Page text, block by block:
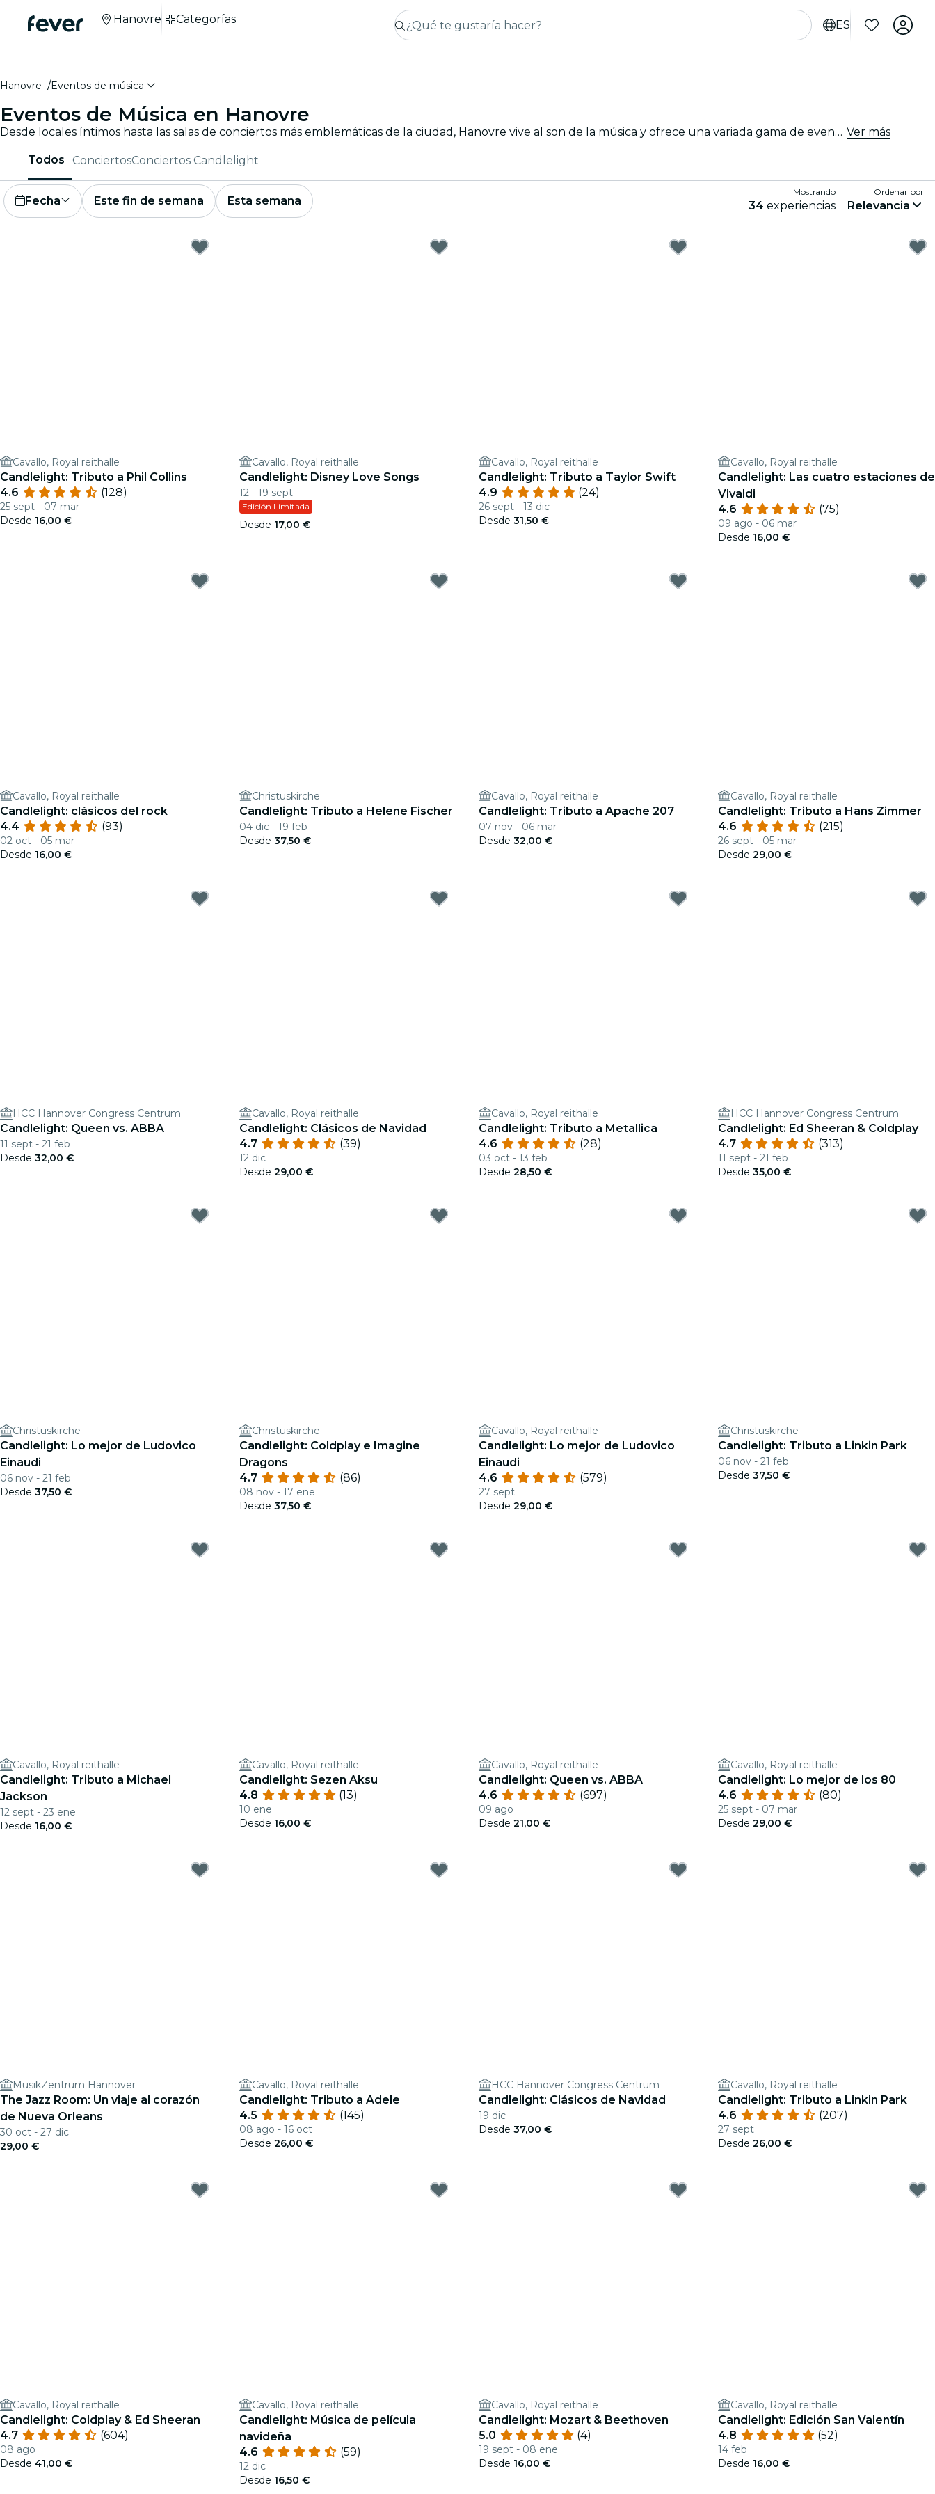
ES
Hanovre Categorías
Hanovre Eventos de música
Eventos de Música en Hanovre
Desde locales íntimos hasta las salas de conciertos más emblemáticas de la ciudad, Hanovre vive al son de la música y ofrece una variada gama de eventos para todos los gustos y estilos. Ver más
Todos ConciertosConciertos Candlelight
Fecha Este fin de semana Esta semana
Mostrando
34 experiencias
Ordenar por
Relevancia
Cavallo, Royal reithalle
Candlelight: Tributo a Phil Collins
4.6
(128)
25 sept - 07 mar
Desde 16,00 €
Cavallo, Royal reithalle
Candlelight: Disney Love Songs
12 - 19 sept
Edición Limitada
Desde 17,00 €
Cavallo, Royal reithalle
Candlelight: Tributo a Taylor Swift
4.9
(24)
26 sept - 13 dic
Desde 31,50 €
Cavallo, Royal reithalle
Candlelight: Las cuatro estaciones de
Vivaldi
4.6
(75)
09 ago - 06 mar
Desde 16,00 €
Cavallo, Royal reithalle
Candlelight: clásicos del rock
4.4
(93)
02 oct - 05 mar
Desde 16,00 €
Christuskirche
Candlelight: Tributo a Helene Fischer
04 dic - 19 feb
Desde 37,50 €
Cavallo, Royal reithalle
Candlelight: Tributo a Apache 207
07 nov - 06 mar
Desde 32,00 €
Cavallo, Royal reithalle
Candlelight: Tributo a Hans Zimmer
4.6
(215)
26 sept - 05 mar
Desde 29,00 €
HCC Hannover Congress Centrum
Candlelight: Queen vs. ABBA
11 sept - 21 feb
Desde 32,00 €
Cavallo, Royal reithalle
Candlelight: Clásicos de Navidad
4.7
(39)
12 dic
Desde 29,00 €
Cavallo, Royal reithalle
Candlelight: Tributo a Metallica
4.6
(28)
03 oct - 13 feb
Desde 28,50 €
HCC Hannover Congress Centrum
Candlelight: Ed Sheeran & Coldplay
4.7
(313)
11 sept - 21 feb
Desde 35,00 €
Christuskirche
Candlelight: Lo mejor de Ludovico
Einaudi
06 nov - 21 feb
Desde 37,50 €
Christuskirche
Candlelight: Coldplay e Imagine
Dragons
4.7
(86)
08 nov - 17 ene
Desde 37,50 €
Cavallo, Royal reithalle
Candlelight: Lo mejor de Ludovico
Einaudi
4.6
(579)
27 sept
Desde 29,00 €
Christuskirche
Candlelight: Tributo a Linkin Park
06 nov - 21 feb
Desde 37,50 €
Cavallo, Royal reithalle
Candlelight: Tributo a Michael
Jackson
12 sept - 23 ene
Desde 16,00 €
Cavallo, Royal reithalle
Candlelight: Sezen Aksu
4.8
(13)
10 ene
Desde 16,00 €
Cavallo, Royal reithalle
Candlelight: Queen vs. ABBA
4.6
(697)
09 ago
Desde 21,00 €
Cavallo, Royal reithalle
Candlelight: Lo mejor de los 80
4.6
(80)
25 sept - 07 mar
Desde 29,00 €
MusikZentrum Hannover
The Jazz Room: Un viaje al corazón
de Nueva Orleans
30 oct - 27 dic
29,00 €
Cavallo, Royal reithalle
Candlelight: Tributo a Adele
4.5
(145)
08 ago - 16 oct
Desde 26,00 €
HCC Hannover Congress Centrum
Candlelight: Clásicos de Navidad
19 dic
Desde 37,00 €
Cavallo, Royal reithalle
Candlelight: Tributo a Linkin Park
4.6
(207)
27 sept
Desde 26,00 €
Cavallo, Royal reithalle
Candlelight: Coldplay & Ed Sheeran
4.7
(604)
08 ago
Desde 41,00 €
Cavallo, Royal reithalle
Candlelight: Música de película
navideña
4.6
(59)
12 dic
Desde 16,50 €
Cavallo, Royal reithalle
Candlelight: Mozart & Beethoven
5.0
(4)
19 sept - 08 ene
Desde 16,00 €
Cavallo, Royal reithalle
Candlelight: Edición San Valentín
4.8
(52)
14 feb
Desde 16,00 €